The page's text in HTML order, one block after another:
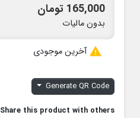
165,000 تومان
بدون مالیات
 آخرین موجودی
Generate QR Code
Share this product with others: